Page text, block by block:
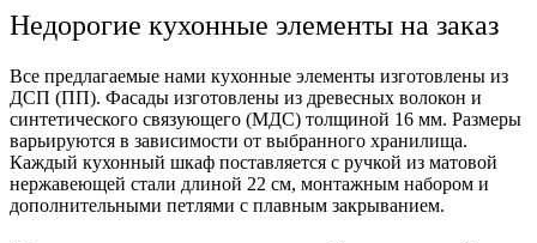
Недорогие кухонные элементы на заказ
Все предлагаемые нами кухонные элементы изготовлены из
ДСП (ПП). Фасады изготовлены из древесных волокон и
синтетического связующего (МДС) толщиной 16 мм. Размеры
варьируются в зависимости от выбранного хранилища.
Каждый кухонный шкаф поставляется с ручкой из матовой
нержавеющей стали длиной 22 см, монтажным набором и
дополнительными петлями с плавным закрыванием.